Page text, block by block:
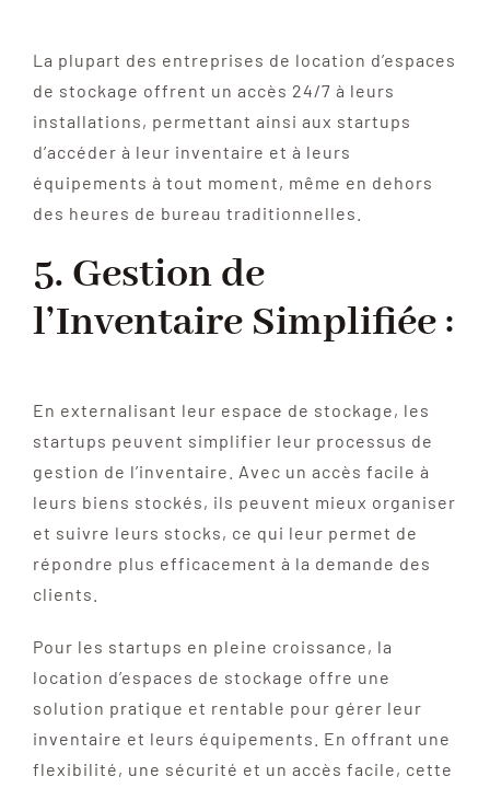
La plupart des entreprises de location d’espaces
de stockage offrent un accès 24/7 à leurs
installations, permettant ainsi aux startups
d’accéder à leur inventaire et à leurs
équipements à tout moment, même en dehors
des heures de bureau traditionnelles.
5. Gestion de
l’Inventaire Simplifiée :
En externalisant leur espace de stockage, les
startups peuvent simplifier leur processus de
gestion de l’inventaire. Avec un accès facile à
leurs biens stockés, ils peuvent mieux organiser
et suivre leurs stocks, ce qui leur permet de
répondre plus efficacement à la demande des
clients.
Pour les startups en pleine croissance, la
location d’espaces de stockage offre une
solution pratique et rentable pour gérer leur
inventaire et leurs équipements. En offrant une
flexibilité, une sécurité et un accès facile, cette